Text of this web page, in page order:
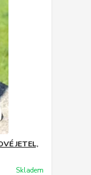
JETEL,
Skladem